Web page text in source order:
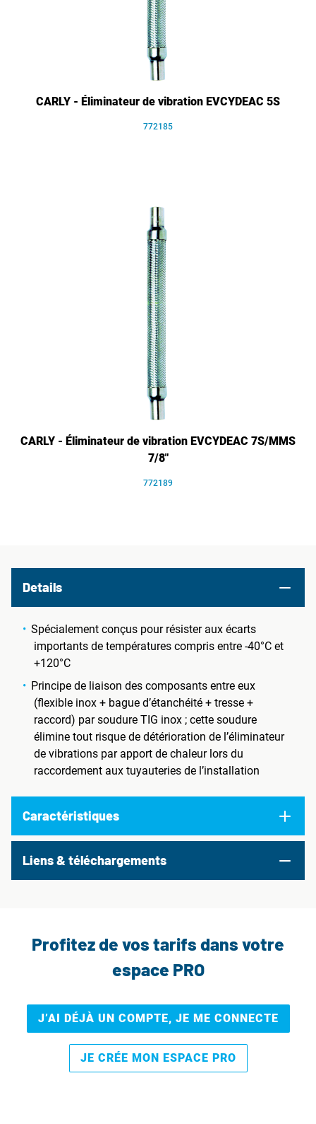
CARLY - Éliminateur de vibration EVCYDEAC 5S
772185
CARLY - Éliminateur de vibration EVCYDEAC 7S/MMS
7/8"
772189
Details
Spécialement conçus pour résister aux écarts
importants de températures compris entre -40°C et
+120°C
Principe de liaison des composants entre eux
(flexible inox + bague d’étanchéité + tresse +
raccord) par soudure TIG inox ; cette soudure
élimine tout risque de détérioration de l’éliminateur
de vibrations par apport de chaleur lors du
raccordement aux tuyauteries de l’installation
Caractéristiques
Liens & téléchargements
Profitez de vos tarifs dans votre
espace PRO
J’AI DÉJÀ UN COMPTE, JE ME CONNECTE
JE CRÉE MON ESPACE PRO